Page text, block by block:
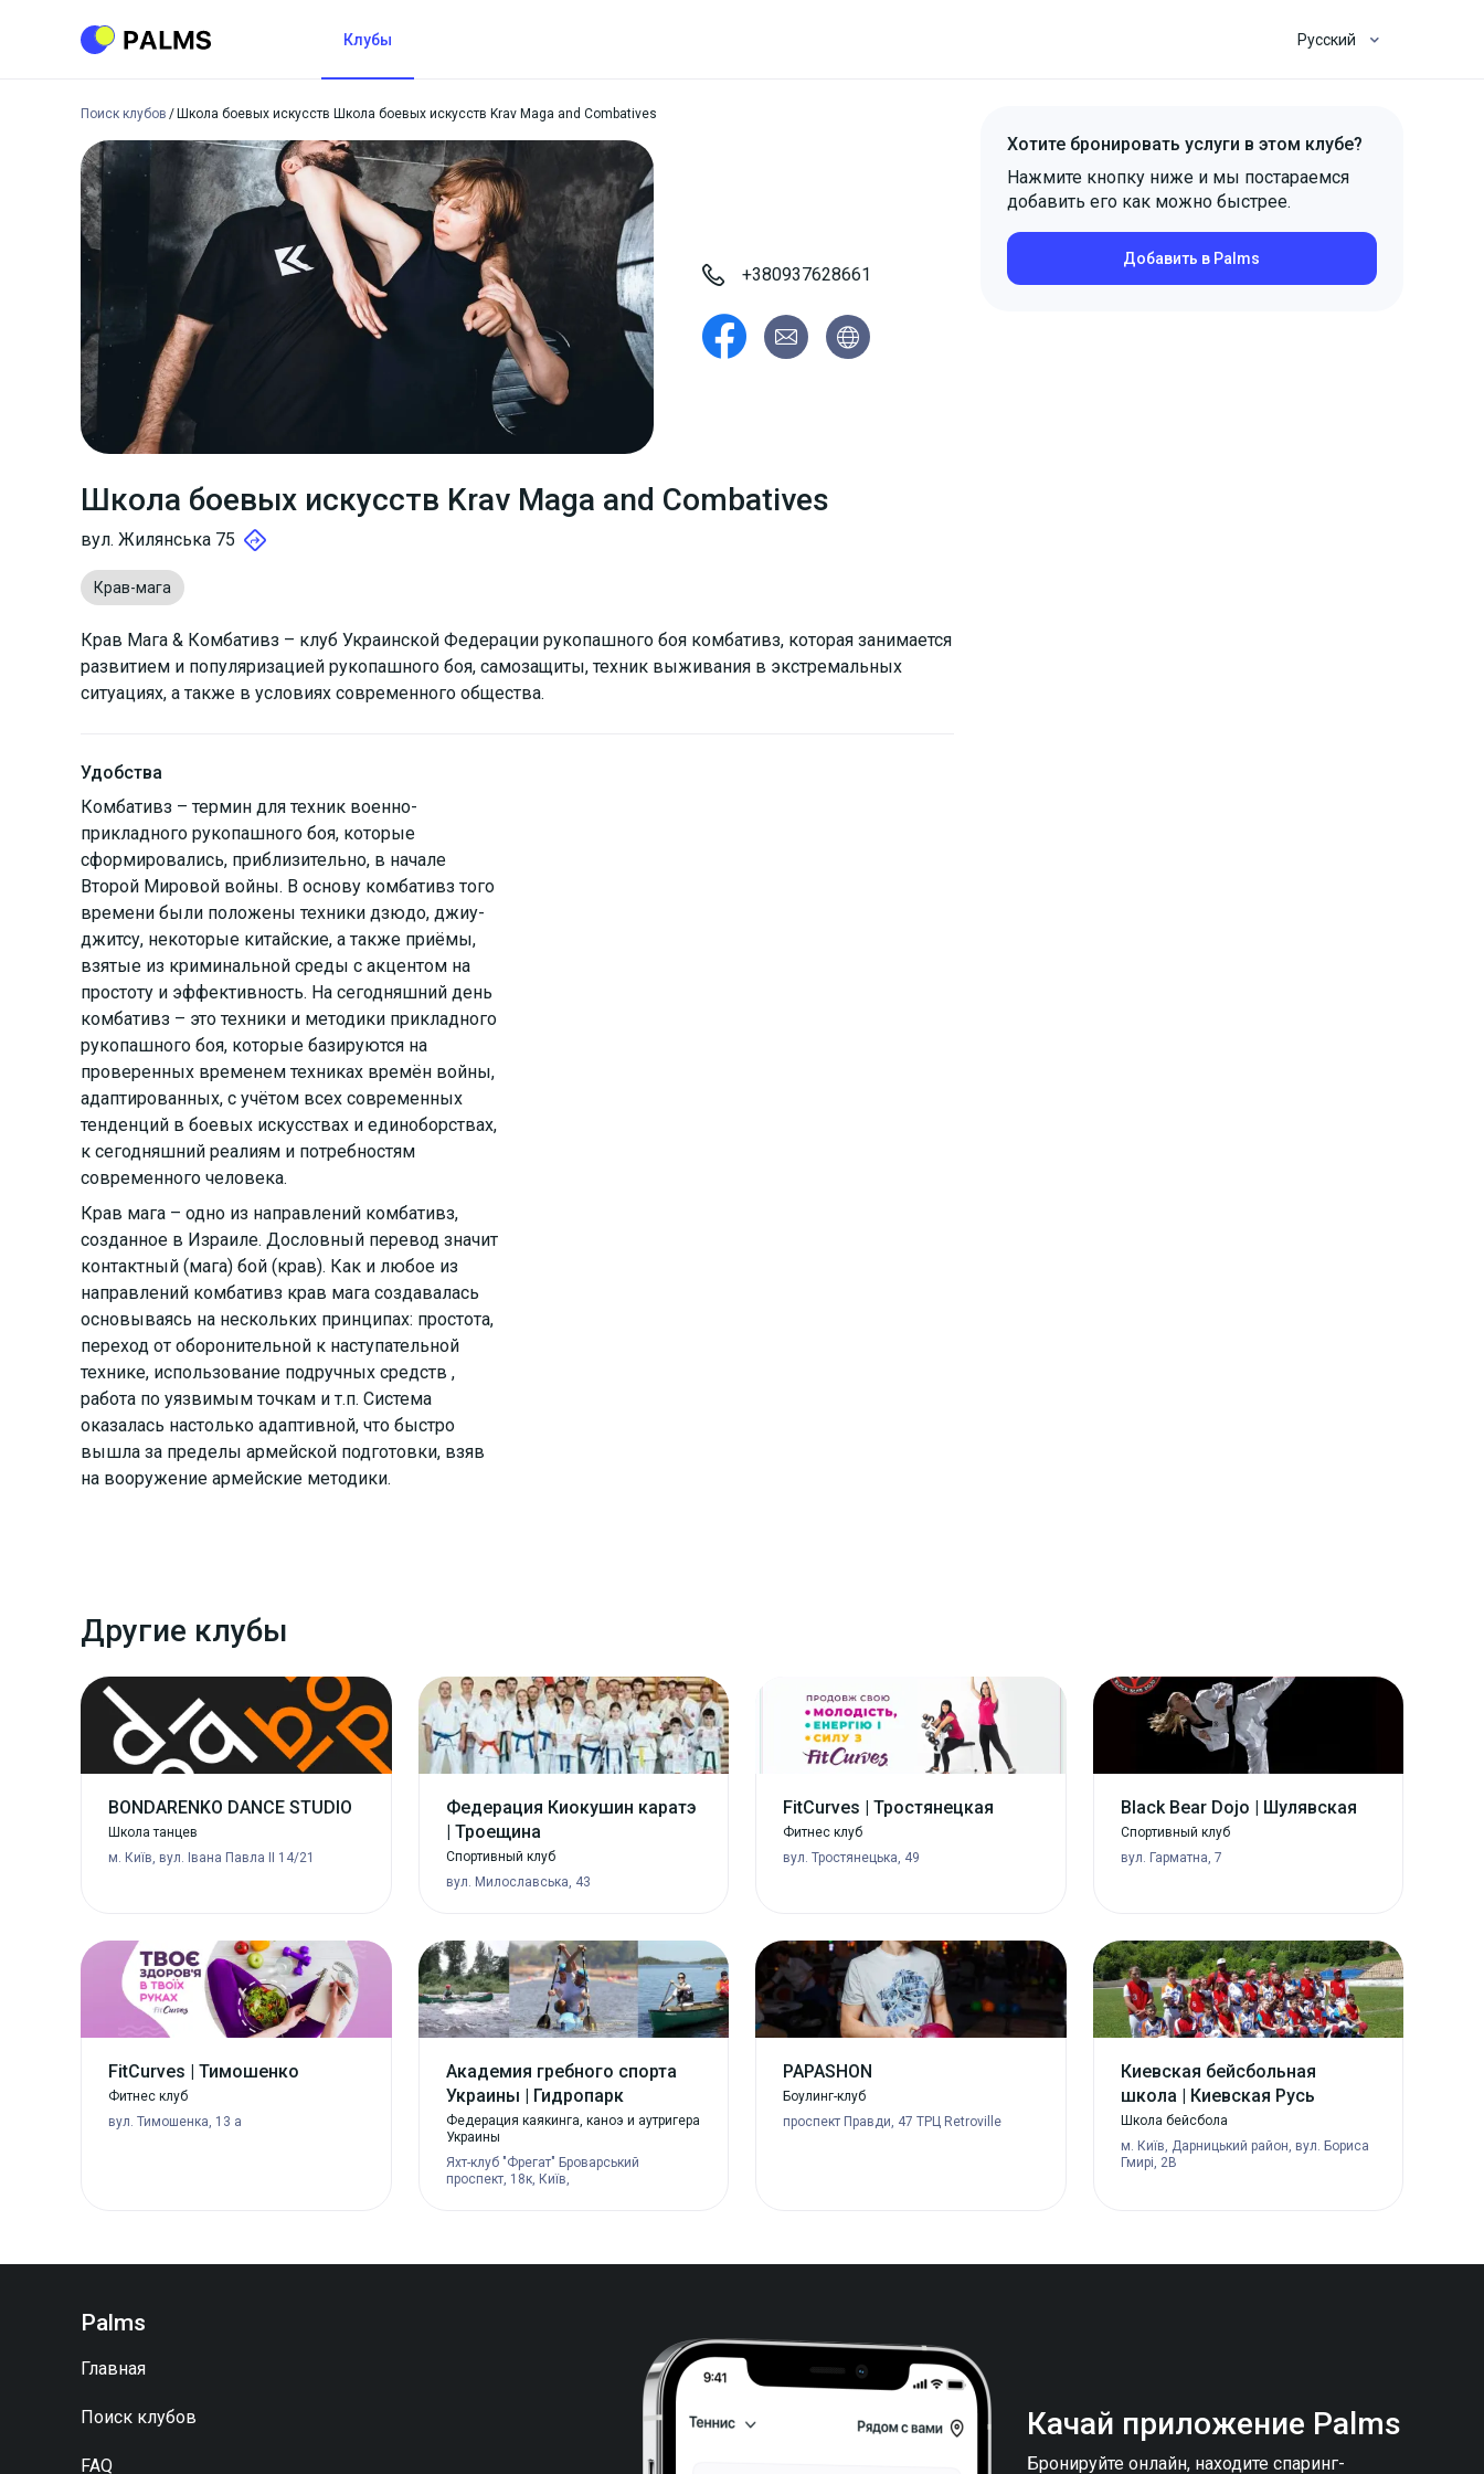
Клубы Русский
Поиск клубов Школа боевых искусств Школа боевых искусств Krav Maga and Combatives
Школа боевых искусств Krav Maga and Combatives
вул. Жилянська 75
Крав-мага
Крав Мага & Комбативз – клуб Украинской Федерации рукопашного боя комбативз, которая занимается
развитием и популяризацией рукопашного боя, самозащиты, техник выживания в экстремальных
ситуациях, а также в условиях современного общества.
Удобства
Комбативз – термин для техник военно-
прикладного рукопашного боя, которые
сформировались, приблизительно, в начале
Второй Мировой войны. В основу комбативз того
времени были положены техники дзюдо, джиу-
джитсу, некоторые китайские, а также приёмы,
взятые из криминальной среды с акцентом на
простоту и эффективность. На сегодняшний день
комбативз – это техники и методики прикладного
рукопашного боя, которые базируются на
проверенных временем техниках времён войны,
адаптированных, с учётом всех современных
тенденций в боевых искусствах и единоборствах,
к сегодняшний реалиям и потребностям
современного человека.
Крав мага – одно из направлений комбативз,
созданное в Израиле. Дословный перевод значит
контактный (мага) бой (крав). Как и любое из
направлений комбативз крав мага создавалась
основываясь на нескольких принципах: простота,
переход от оборонительной к наступательной
технике, использование подручных средств ,
работа по уязвимым точкам и т.п. Система
оказалась настолько адаптивной, что быстро
вышла за пределы армейской подготовки, взяв
на вооружение армейские методики.
+380937628661
Хотите бронировать услуги в этом клубе?
Нажмите кнопку ниже и мы постараемся
добавить его как можно быстрее.
Добавить в Palms
Другие клубы
BONDARENKO DANCE STUDIO
Школа танцев
м. Київ, вул. Івана Павла II 14/21
Федерация Киокушин каратэ
| Троещина
Спортивный клуб
вул. Милославська, 43
FitCurves | Тростянецкая
Фитнес клуб
вул. Тростянецька, 49
Black Bear Dojo | Шулявская
Спортивный клуб
вул. Гарматна, 7
FitCurves | Тимошенко
Фитнес клуб
вул. Тимошенка, 13 а
Академия гребного спорта
Украины | Гидропарк
Федерация каякинга, каноэ и аутригера
Украины
Яхт-клуб "Фрегат" Броварський
проспект, 18к, Київ,
PAPASHON
Боулинг-клуб
проспект Правди, 47 ТРЦ Retroville
Киевская бейсбольная
школа | Киевская Русь
Школа бейсбола
м. Київ, Дарницький район, вул. Бориса
Гмирі, 2В
Palms
Главная
Поиск клубов
FAQ
Качай приложение Palms
Бронируйте онлайн, находите спаринг-